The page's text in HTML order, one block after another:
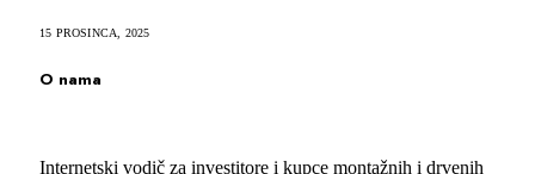
15 PROSINCA, 2025
O nama
Internetski vodič za investitore i kupce montažnih i drvenih